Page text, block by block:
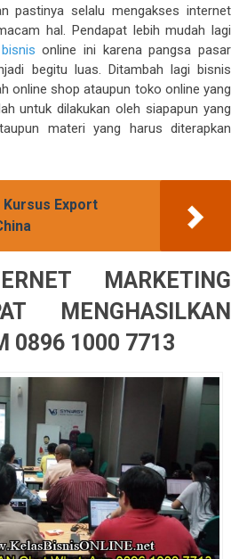
pastinya selalu mengakses internet
hal. Pendapat lebih mudah lagi
bisnis online ini karena pangsa pasar
begitu luas. Ditambah lagi bisnis
online shop ataupun toko online yang
untuk dilakukan oleh siapapun yang
materi yang harus diterapkan
Export
MARKETING
MENGHASILKAN
0896 1000 7713